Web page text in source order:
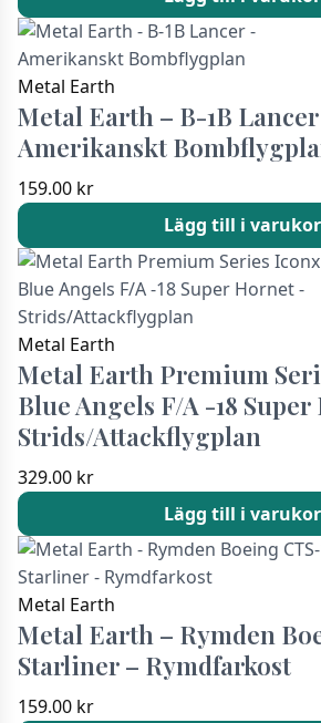
Metal Earth
Metal Earth – B-1B
Amerikanskt
159.00 kr
Lägg till i
Metal Earth
Metal Earth Premium
Blue Angels F/A -18
Strids/Attackflygplan
329.00 kr
Lägg till i
Metal Earth
Metal Earth – Rymden
Starliner – Rymdfarkost
159.00 kr